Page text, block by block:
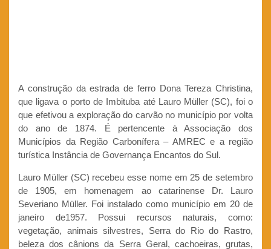
A construção da estrada de ferro Dona Tereza Christina,
que ligava o porto de Imbituba até Lauro Müller (SC), foi o
que efetivou a exploração do carvão no município por volta
do ano de 1874. É pertencente à Associação dos
Municípios da Região Carbonífera – AMREC e a região
turística Instância de Governança Encantos do Sul.
Lauro Müller (SC) recebeu esse nome em 25 de setembro
de 1905, em homenagem ao catarinense Dr. Lauro
Severiano Müller. Foi instalado como município em 20 de
janeiro de1957. Possui recursos naturais, como:
vegetação, animais silvestres, Serra do Rio do Rastro,
beleza dos cânions da Serra Geral, cachoeiras, grutas,